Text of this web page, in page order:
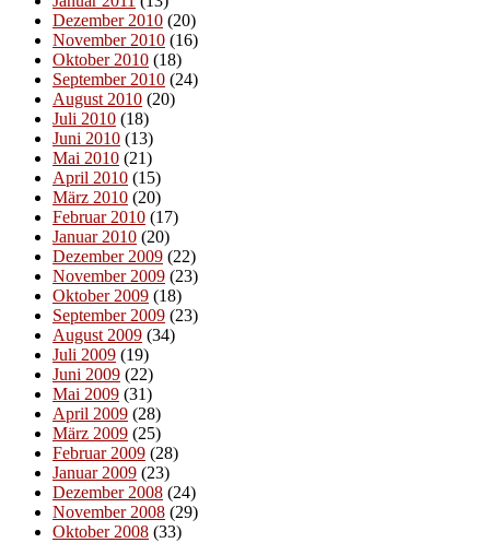
Dezember 2010 (20)
November 2010 (16)
Oktober 2010 (18)
September 2010 (24)
August 2010 (20)
Juli 2010 (18)
Juni 2010 (13)
Mai 2010 (21)
April 2010 (15)
März 2010 (20)
Februar 2010 (17)
Januar 2010 (20)
Dezember 2009 (22)
November 2009 (23)
Oktober 2009 (18)
September 2009 (23)
August 2009 (34)
Juli 2009 (19)
Juni 2009 (22)
Mai 2009 (31)
April 2009 (28)
März 2009 (25)
Februar 2009 (28)
Januar 2009 (23)
Dezember 2008 (24)
November 2008 (29)
Oktober 2008 (33)